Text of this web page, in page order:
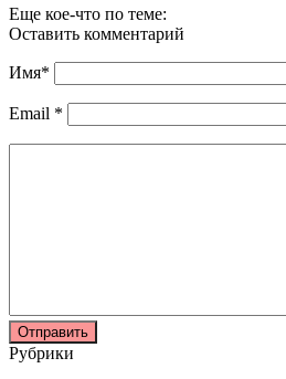
Еще кое-что по теме:
Оставить комментарий
Имя*
Email *
Рубрики